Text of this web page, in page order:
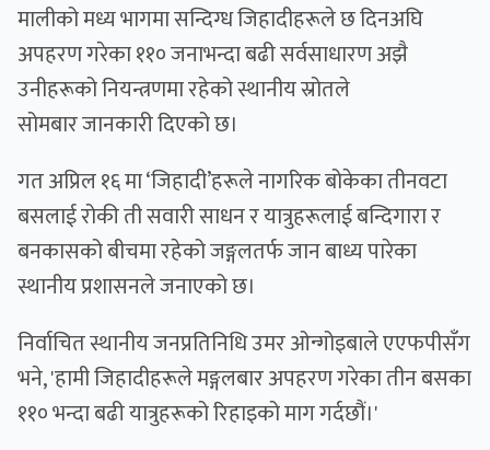
मालीको मध्य भागमा सन्दिग्ध जिहादीहरूले छ दिनअघि
अपहरण गरेका ११० जनाभन्दा बढी सर्वसाधारण अझै
उनीहरूको नियन्त्रणमा रहेको स्थानीय स्रोतले
सोमबार जानकारी दिएको छ।
गत अप्रिल १६ मा ‘जिहादी’हरूले नागरिक बोकेका तीनवटा
बसलाई रोकी ती सवारी साधन र यात्रुहरूलाई बन्दिगारा र
बनकासको बीचमा रहेको जङ्गलतर्फ जान बाध्य पारेका
स्थानीय प्रशासनले जनाएको छ।
निर्वाचित स्थानीय जनप्रतिनिधि उमर ओन्गोइबाले एएफपीसँग
भने, 'हामी जिहादीहरूले मङ्गलबार अपहरण गरेका तीन बसका
११० भन्दा बढी यात्रुहरूको रिहाइको माग गर्दछौं।'